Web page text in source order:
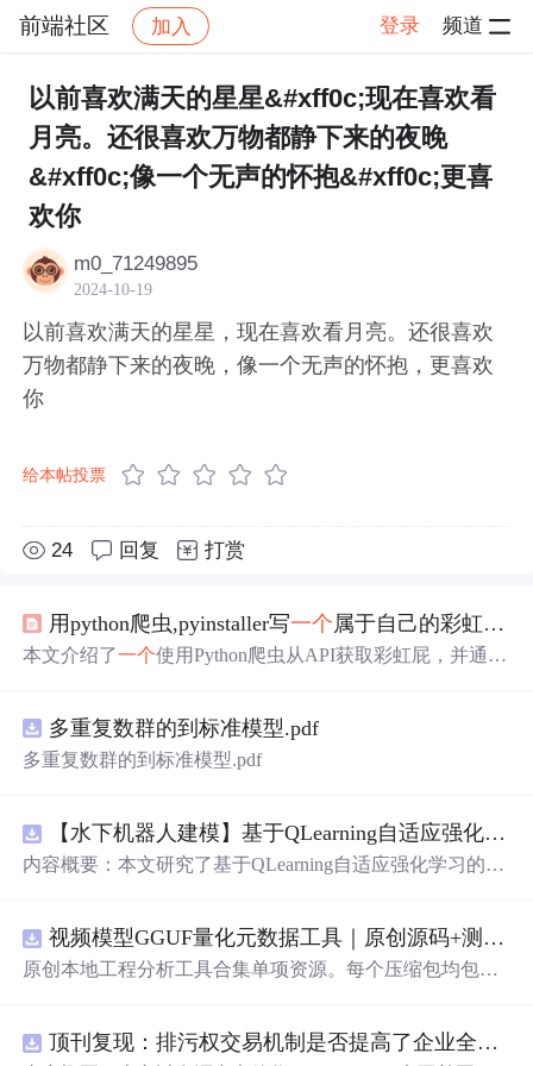
前端社区 加入 登录 频道
社区 前端社区 感慨 帖子详情
以前喜欢满天的星星&#xff0c;现在喜欢看
月亮。还很喜欢万物都静下来的夜晚
&#xff0c;像一个无声的怀抱&#xff0c;更喜
欢你 ​​​
m0_71249895
2024-10-19
以前喜欢满天的星星，现在喜欢看月亮。还很喜欢
万物都静下来的夜晚，像一个无声的怀抱，更喜欢
你 ​​​
给本帖投票
24 回复 打赏
用python爬虫,pyinstaller写一个 属于自己的彩虹屁生成器！（链接在文末自取）
本文介绍了一个使用Python爬虫从API获取彩虹屁，并通过
多重复数群的到标准模型.pdf
多重复数群的到标准模型.pdf
【水下机器人建模】基于QLearning自适应强化学习PID控制器在AUV中的应用研究（Matlab代码实现）
内容概要：本文研究了基于QLearning自适应强化学习的PI
探讨了将强化学习算法QLearning与传统PID控制相结合的
方法，以提升AUV在复杂、时变及非线性水下环境中的自
arning算法在线动态优化PID控制器的比例、积分和微分参
视频模型GGUF量化元数据工具｜原创源码+测试+离线报告
原创本地工程分析工具合集单项资源。每个压缩包均包含
行效果图、README、运行说明、功能清单、MIT License
顶刊复现：排污权交易机制是否提高了企业全要素生产率 -来自中国上市公司的证据（论文+数据）